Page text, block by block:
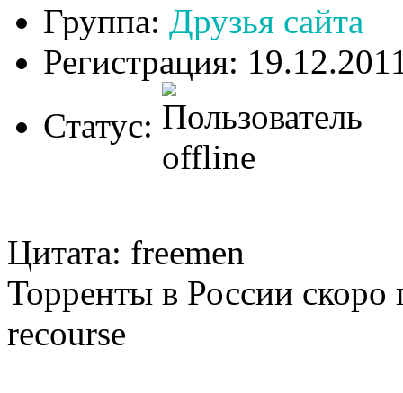
Группа: Друзья сайта
Регистрация:
Статус:
Цитата: freemen
Торренты в России скоро
recourse